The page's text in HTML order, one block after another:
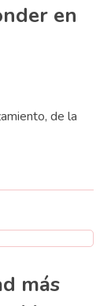
en
de la
más